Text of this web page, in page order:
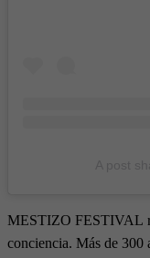
MESTIZO FESTIVAL
conciencia. Más de 300